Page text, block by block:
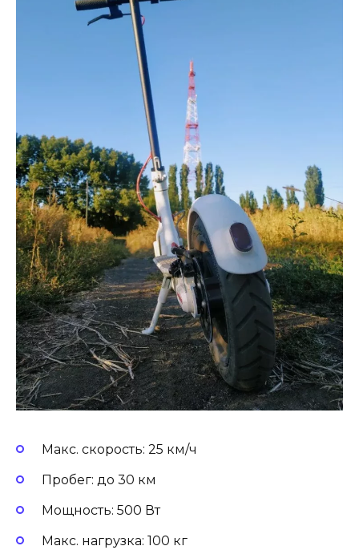
Макс. скорость: 25 км/ч
Пробег: до 30 км
Мощность: 500 Вт
Макс. нагрузка: 100 кг